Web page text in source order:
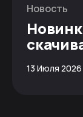
Новость
13 Июля 2026